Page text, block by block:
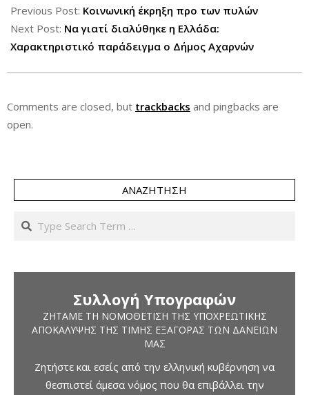
09-
21
Previous Post: Κοινωνική έκρηξη προ των πυλών
Next Post: Να γιατί διαλύθηκε η Ελλάδα:
Χαρακτηριστικό παράδειγμα ο Δήμος Αχαρνών
Comments are closed, but trackbacks and pingbacks are
open.
ΑΝΑΖΉΤΗΣΗ
Search
Συλλογή Υπογραφών
ΖΗΤΆΜΕ ΤΗ ΝΟΜΟΘΈΤΙΣΗ ΤΗΣ ΥΠΟΧΡΕΩΤΙΚΉΣ
ΑΠΟΚΆΛΥΨΗΣ ΤΗΣ ΤΙΜΉΣ ΕΞΑΓΟΡΆΣ ΤΩΝ ΔΑΝΕΊΩΝ
ΜΑΣ
Ζητήστε και εσείς από την ελληνική κυβέρνηση να
θεσπιστεί άμεσα νόμος που θα επιβάλλει την